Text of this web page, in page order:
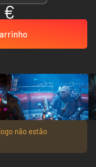
€
não estão